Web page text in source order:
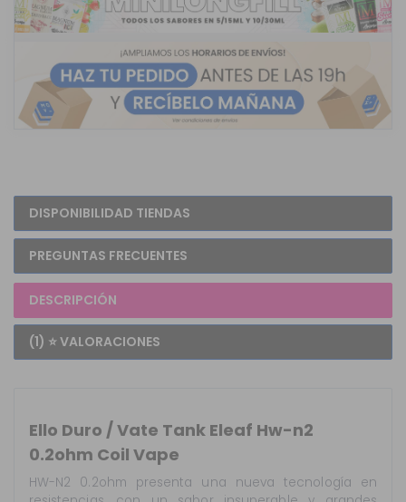
DISPONIBILIDAD TIENDAS
PREGUNTAS FRECUENTES
DESCRIPCIÓN
(1) ⭐ VALORACIONES
Ello Duro / Vate Tank Eleaf Hw-n2
0.2ohm Coil Vape
HW-N2 0.2ohm presenta una nueva tecnología en